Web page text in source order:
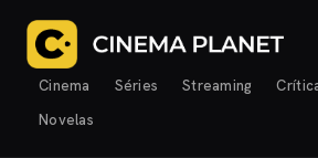
Cinema Séries Streaming
Novelas